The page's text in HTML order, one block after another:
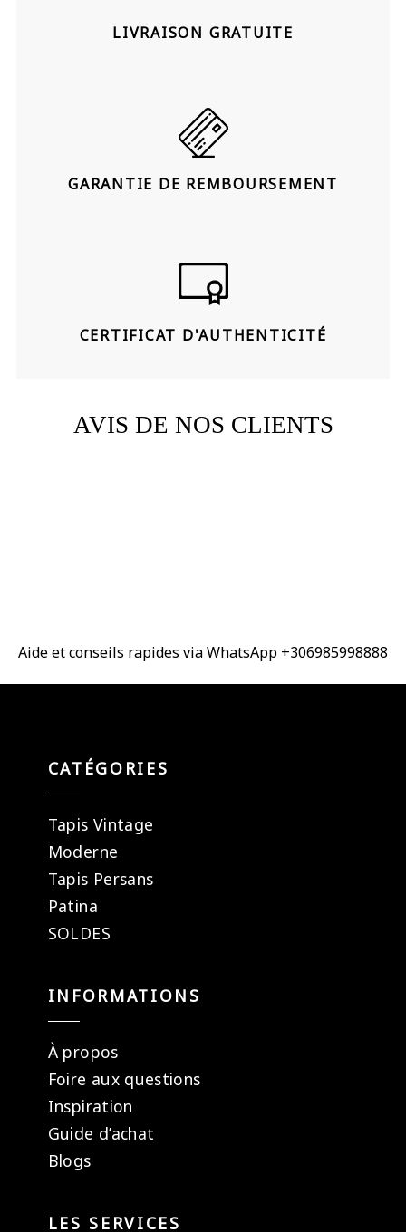
LIVRAISON GRATUITE
GARANTIE DE REMBOURSEMENT
CERTIFICAT D'AUTHENTICITÉ
AVIS DE NOS CLIENTS
Aide et conseils rapides via WhatsApp +306985998888
CATÉGORIES
Tapis Vintage
Moderne
Tapis Persans
Patina
SOLDES
INFORMATIONS
À propos
Foire aux questions
Inspiration
Guide d’achat
Blogs
LES SERVICES